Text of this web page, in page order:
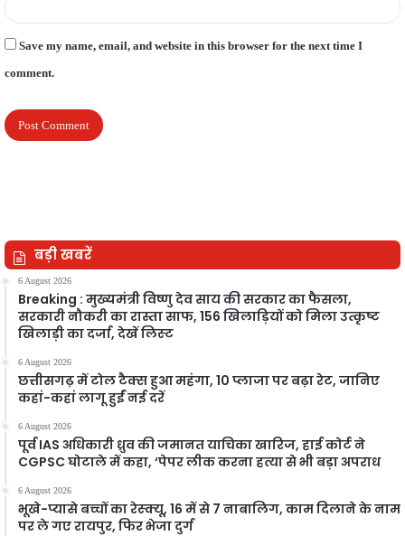
Save my name, email, and website in this browser for the next time I
comment.
बड़ी खबरें
6 August 2026
Breaking : मुख्यमंत्री विष्णु देव साय की सरकार का फैसला,
सरकारी नौकरी का रास्ता साफ, 156 खिलाड़ियों को मिला उत्कृष्ट
खिलाड़ी का दर्जा, देखें लिस्‍ट
6 August 2026
छत्तीसगढ़ में टोल टैक्स हुआ महंगा, 10 प्लाजा पर बढ़ा रेट, जानिए
कहां-कहां लागू हुईं नई दरें
6 August 2026
पूर्व IAS अधिकारी ध्रुव की जमानत याचिका खारिज, हाई कोर्ट ने
CGPSC घोटाले में कहा, ‘पेपर लीक करना हत्या से भी बड़ा अपराध
6 August 2026
भूखे-प्यासे बच्चों का रेस्क्यू, 16 में से 7 नाबालिग, काम दिलाने के नाम
पर ले गए रायपुर, फिर भेजा दुर्ग